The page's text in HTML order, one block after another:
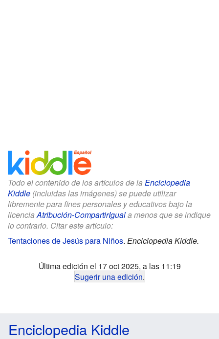
Todo el contenido de los artículos de la Enciclopedia
Kiddle (incluidas las imágenes) se puede utilizar
libremente para fines personales y educativos bajo la
licencia Atribución-CompartirIguala menos que se indique
lo contrario. Citar este artículo:
Tentaciones de Jesús para Niños. Enciclopedia Kiddle.
Última edición el 17 oct 2025, a las 11:19
Sugerir una edición.
Enciclopedia Kiddle